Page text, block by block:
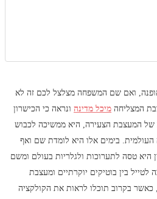
ואם שם המשפחה מצלצל לכם זה לא
המצליחה מיכל מדינהונראה כי הכישרון
של המעצבת הצעירה, היא ממשיכה לכבוש
העולמית. בימים אלו היא לומדת שם ואף
היא טסה לתערוכות ולגלריות בעולם ומשם
בין בוטיקים יוקרתיים ומעצבת
כאשר בקרוב תוכלו לראות את הקולקציה